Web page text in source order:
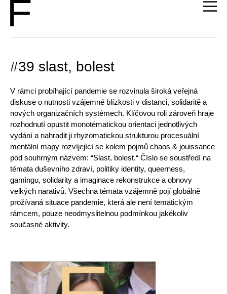
#39 slast, bolest
V rámci probíhající pandemie se rozvinula široká veřejná
diskuse o nutnosti vzájemné blízkosti v distanci, solidaritě a
nových organizačních systémech. Klíčovou roli zároveň hraje
rozhodnutí opustit monotématickou orientaci jednotlivých
vydání a nahradit ji rhyzomatickou strukturou procesuální
mentální mapy rozvíjející se kolem pojmů chaos & jouissance
pod souhrným názvem: “Slast, bolest.“ Číslo se soustředí na
témata duševního zdraví, politiky identity, queerness,
gamingu, solidarity a imaginace rekonstrukce a obnovy
velkých narativů. Všechna témata vzájemně pojí globálně
prožívaná situace pandemie, která ale není tematickým
rámcem, pouze neodmyslitelnou podmínkou jakékoliv
současné aktivity.